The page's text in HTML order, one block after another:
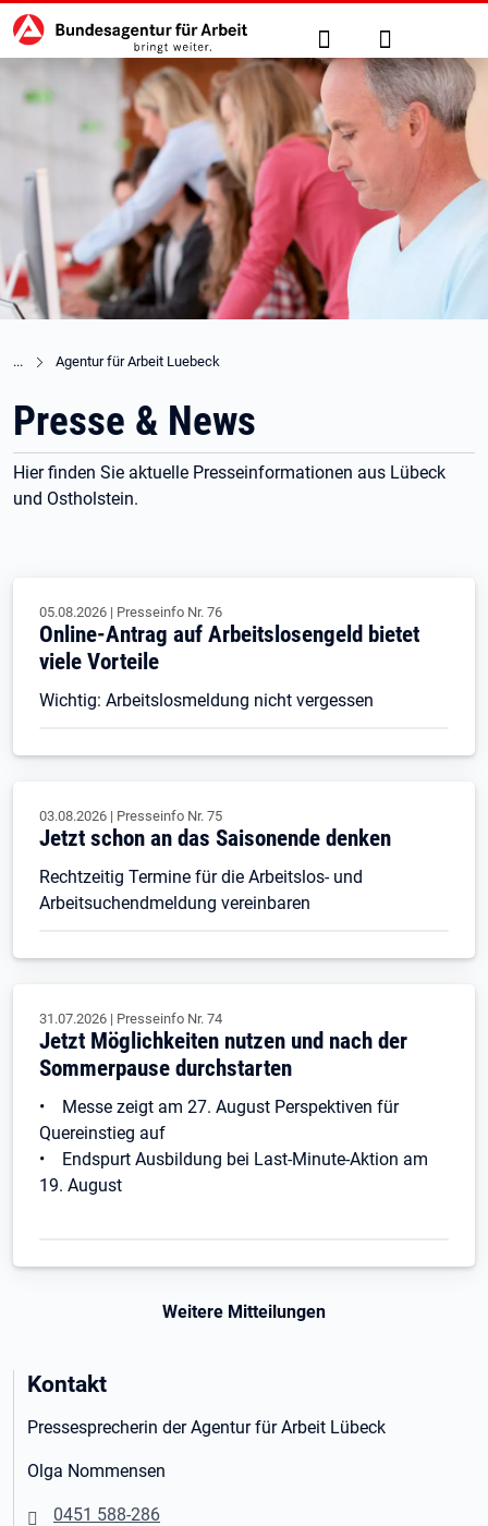
zu den Hauptinhalten springen
Hauptnavigation Suche Anmelden
Agentur für Arbeit Luebeck
Presse & News
Hier finden Sie aktuelle Presseinformationen aus Lübeck
und Ostholstein.
05.08.2026 | Presseinfo Nr. 76
Online-Antrag auf Arbeitslosengeld bietet
viele Vorteile
Wichtig: Arbeitslosmeldung nicht vergessen
03.08.2026 | Presseinfo Nr. 75
Jetzt schon an das Saisonende denken
Rechtzeitig Termine für die Arbeitslos- und
Arbeitsuchendmeldung vereinbaren
31.07.2026 | Presseinfo Nr. 74
Jetzt Möglichkeiten nutzen und nach der
Sommerpause durchstarten
• Messe zeigt am 27. August Perspektiven für
Quereinstieg auf
• Endspurt Ausbildung bei Last-Minute-Aktion am
19. August
Weitere Mitteilungen
Kontakt
Pressesprecherin der Agentur für Arbeit Lübeck
Olga Nommensen
0451 588-286